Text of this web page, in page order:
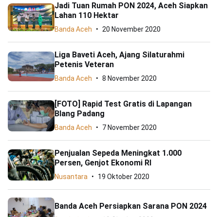
Jadi Tuan Rumah PON 2024, Aceh Siapkan
Lahan 110 Hektar
Banda Aceh 20 November 2020
Liga Baveti Aceh, Ajang Silaturahmi
Petenis Veteran
Banda Aceh 8 November 2020
[FOTO] Rapid Test Gratis di Lapangan
Blang Padang
Banda Aceh 7 November 2020
Penjualan Sepeda Meningkat 1.000
Persen, Genjot Ekonomi RI
Nusantara 19 Oktober 2020
Banda Aceh Persiapkan Sarana PON 2024